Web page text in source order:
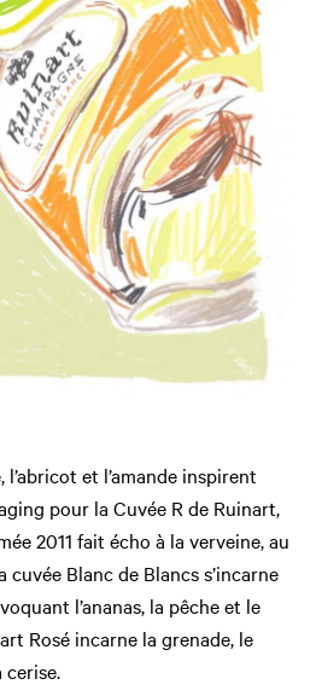
et l’amande inspirent
pour la Cuvée R de Ruinart,
2011 fait écho à la verveine, au
Blanc de Blancs s’incarne
l’ananas, la pêche et le
Rosé incarne la grenade, le